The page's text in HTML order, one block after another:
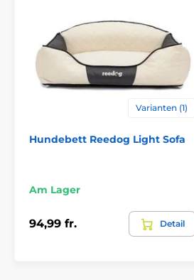
Vorteile
hochwertiges und festes Material
Luxusdesign
Nachteile
keine
Varianten (1)
Hundebett Reedog Light Sofa
Am Lager
94,99 fr. Detail